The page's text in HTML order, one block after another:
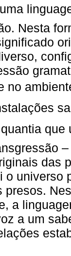
uma
Nesta
no
quantia
das
o universo
presos.
a
a um